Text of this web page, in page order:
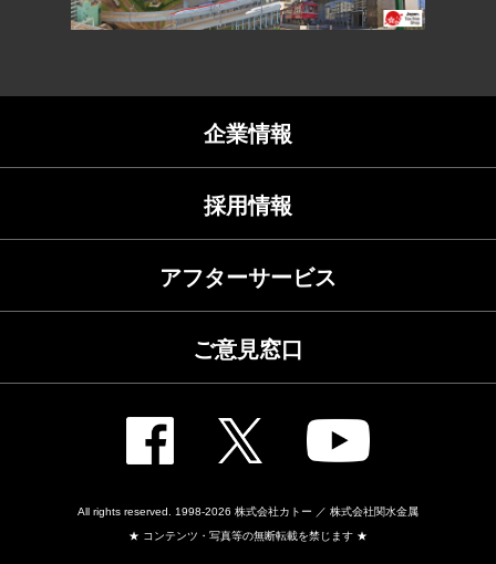
企業情報
採用情報
アフターサービス
ご意見窓口
All rights reserved. 1998-2026 株式会社カトー ／ 株式会社関水金属
★ コンテンツ・写真等の無断転載を禁じます ★